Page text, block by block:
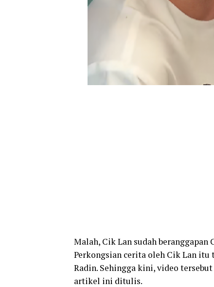
Malah, Cik Lan sudah beranggapan
Perkongsian cerita oleh Cik Lan itu
Radin. Sehingga kini, video
artikel ini ditulis.